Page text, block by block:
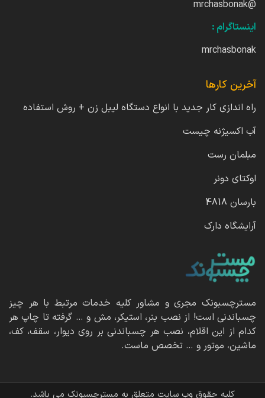
@mrchasbonak
اینستاگرام :
mrchasbonak
آخرین کارها
راه اندازی کار جدید با انواع دستگاه لیبل زن + روش استفاده
آب اکسیژنه چیست
مبلمان رست
اوکتای دونر
بارسان 4818
آرایشگاه دارک
مسترچسبونک مجری و مشاور کلیه خدمات مرتبط با هر چیز
چسباندنی است! از نصب بنر، استیکر، مش و … گرفته تا چاپ هر
کدام از این اقلام، نصب هر چسباندنی بر روی دیوار، سقف، کف،
ماشین، موتور و … تخصص ماست.
کلیه حقوق وب سایت متعلق به مسترچسبونک می باشد.